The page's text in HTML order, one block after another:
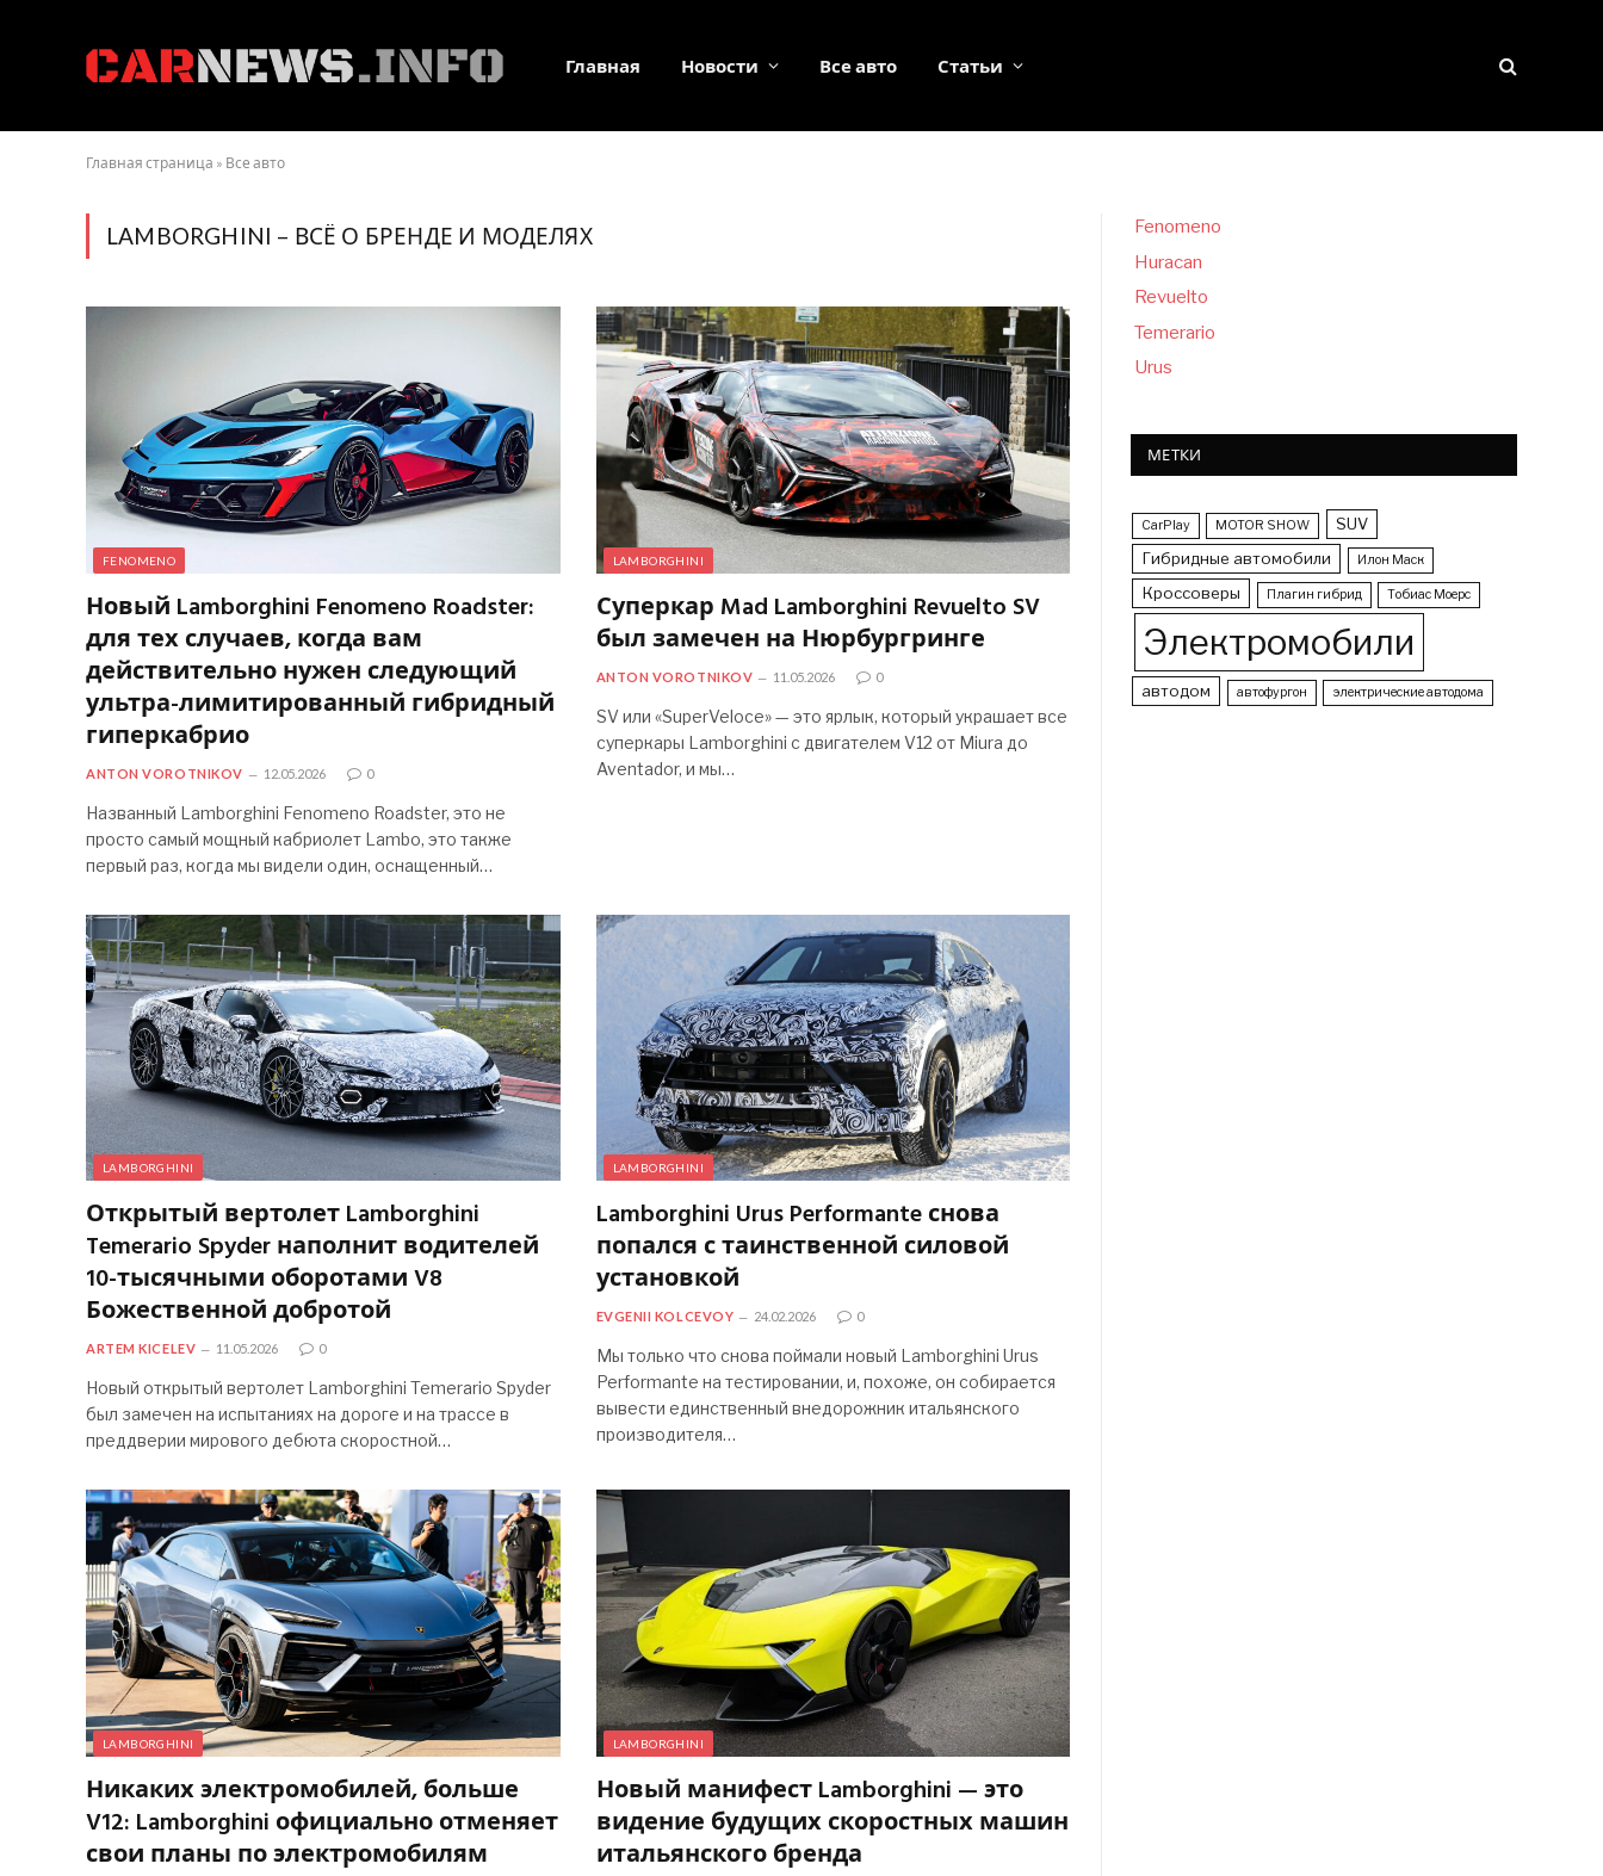
Главная Новости Все авто Статьи
Главная страница » Все авто
LAMBORGHINI – ВСЁ О БРЕНДЕ И МОДЕЛЯХ
FENOMENO
Новый Lamborghini Fenomeno Roadster:
для тех случаев, когда вам
действительно нужен следующий
ультра-лимитированный гибридный
гиперкабрио
ANTON VOROTNIKOV 12.05.2026 0
Названный Lamborghini Fenomeno Roadster, это не
просто самый мощный кабриолет Lambo, это также
первый раз, когда мы видели один, оснащенный…
LAMBORGHINI
Суперкар Mad Lamborghini Revuelto SV
был замечен на Нюрбургринге
ANTON VOROTNIKOV 11.05.2026 0
SV или «SuperVeloce» — это ярлык, который украшает все
суперкары Lamborghini с двигателем V12 от Miura до
Aventador, и мы…
LAMBORGHINI
Открытый вертолет Lamborghini
Temerario Spyder наполнит водителей
10-тысячными оборотами V8
Божественной добротой
ARTEM KICELEV 11.05.2026 0
Новый открытый вертолет Lamborghini Temerario Spyder
был замечен на испытаниях на дороге и на трассе в
преддверии мирового дебюта скоростной…
LAMBORGHINI
Lamborghini Urus Performante снова
попался с таинственной силовой
установкой
EVGENII KOLCEVOY 24.02.2026 0
Мы только что снова поймали новый Lamborghini Urus
Performante на тестировании, и, похоже, он собирается
вывести единственный внедорожник итальянского
производителя…
LAMBORGHINI
Никаких электромобилей, больше
V12: Lamborghini официально отменяет
свои планы по электромобилям
LAMBORGHINI
Новый манифест Lamborghini — это
видение будущих скоростных машин
итальянского бренда
Fenomeno
Huracan
Revuelto
Temerario
Urus
МЕТКИ
CarPlay MOTOR SHOW
SUV
Гибридные автомобили
Илон Маск
Кроссоверы Плагин гибрид Тобиас Моерс
Электромобили
автодом автофургон электрические автодома